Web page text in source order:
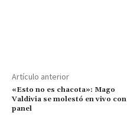
Artículo anterior
«Esto no es chacota»: Mago
Valdivia se molestó en vivo con
panel